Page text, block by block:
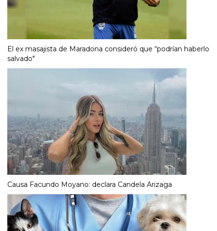
El ex masajista de Maradona consideró que “podrían haberlo
salvado"
Causa Facundo Moyano: declara Candela Arizaga